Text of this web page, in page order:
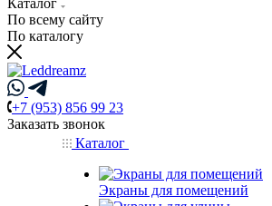
Каталог
По всему сайту
По каталогу
+7 (953) 856 99 23
Заказать звонок
Каталог
Экраны для помещений